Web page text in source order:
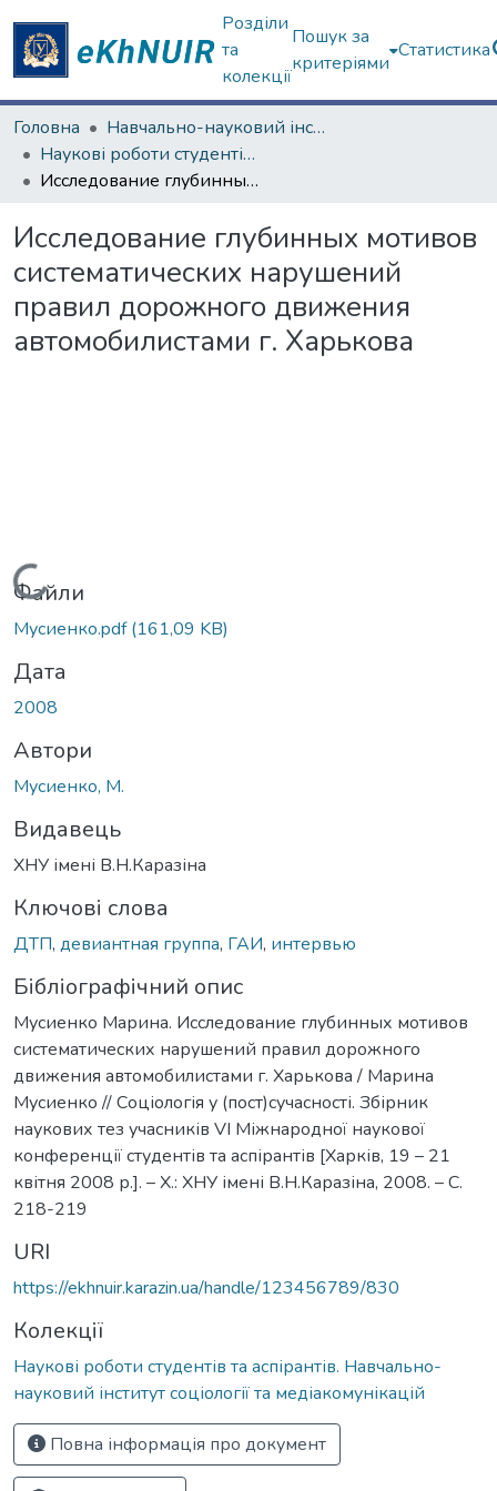
Розділи
та
колекції
Пошук за
критеріями
Статистика
Головна
Навчально-науковий інститут соціології та медіакомунікацій
Наукові роботи студентів та аспірантів. Навчально-науковий інститут соціології та медіакомунікацій
Исследование глубинных мотивов систематических нарушений правил дорожного движения автомобилистами г. Харькова
Исследование глубинных мотивов
систематических нарушений
правил дорожного движения
автомобилистами г. Харькова
Вантажиться...
Файли
Мусиенко.pdf(161,09 KB)
Дата
2008
Автори
Мусиенко, М.
Видавець
ХНУ імені В.Н.Каразіна
Ключові слова
ДТП, девиантная группа, ГАИ, интервью
Бібліографічний опис
Мусиенко Марина. Исследование глубинных мотивов
систематических нарушений правил дорожного
движения автомобилистами г. Харькова / Марина
Мусиенко // Соціологія у (пост)сучасності. Збірник
наукових тез учасників VІ Міжнародної наукової
конференції студентів та аспірантів [Харків, 19 – 21
квітня 2008 р.]. – Х.: ХНУ імені В.Н.Каразіна, 2008. – С.
218-219
URI
https://ekhnuir.karazin.ua/handle/123456789/830
Колекції
Наукові роботи студентів та аспірантів. Навчально-
науковий інститут соціології та медіакомунікацій
Повна інформація про документ